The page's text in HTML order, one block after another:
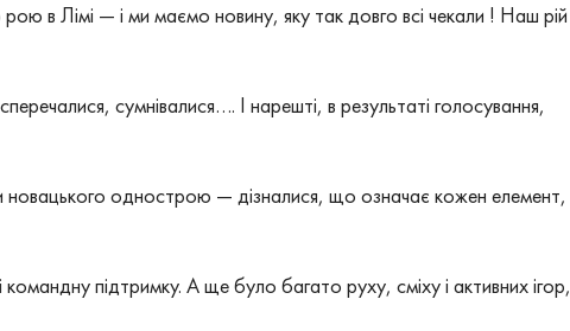
в Лімі — і ми маємо новину, яку так довго всі чекали ! Наш рій
сумнівалися…. І нарешті, в результаті голосування,
однострою — дізналися, що означає кожен елемент,
підтримку. А ще було багато руху, сміху і активних ігор,